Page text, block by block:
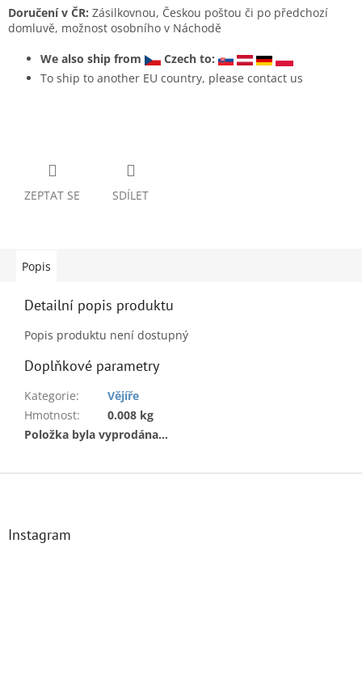
Doručení v ČR: Zásilkovnou, Českou poštou či po předchozí
domluvě, možnost osobního v Náchodě
We also ship from
Czech to:
To ship to another EU country, please contact us
ZEPTAT SE SDÍLET
Popis
Detailní popis produktu
Popis produktu není dostupný
Doplňkové parametry
Kategorie:
Vějíře
Hmotnost:
0.008 kg
Položka byla vyprodána…
Z
Instagram